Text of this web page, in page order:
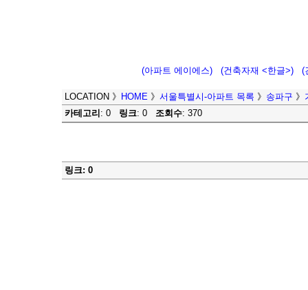
(아파트 에이에스) (건축자재 <한글>) (
LOCATION 》 HOME 》 서울특별시-아파트 목록 》 송파구 》
카테고리 : 0 링크: 0 조회수: 370
링크: 0